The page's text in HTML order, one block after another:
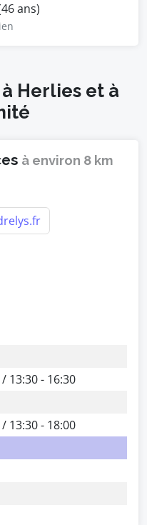
ans)
Herlies et à
à environ 8 km
13:30 - 16:30
13:30 - 18:00